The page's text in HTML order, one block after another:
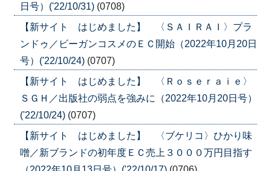
日号）('22/10/31) (0708)
【新サイト はじめました】 〈ＳＡＩＲＡＩ〉プラ
ンドゥ／ビーガンコスメのＥＣ開始（2022年10月20日
号）('22/10/24) (0707)
【新サイト はじめました】 〈Ｒｏｓｅｒａｉｅ〉
ＳＧＨ／出版社の弱点を強みに（2022年10月20日号）
('22/10/24) (0707)
【新サイト はじめました】 〈ブケリコ〉ひかり味
噌／新ブランドの初年度ＥＣ売上３０００万円目指す